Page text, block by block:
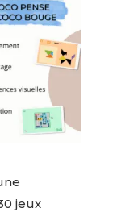
jeux